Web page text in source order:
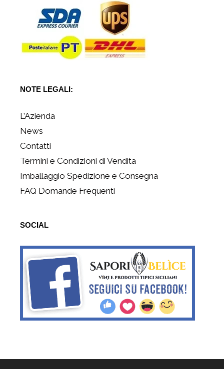
NOTE LEGALI:
L’Azienda
News
Contatti
Termini e Condizioni di Vendita
Imballaggio Spedizione e Consegna
FAQ Domande Frequenti
SOCIAL